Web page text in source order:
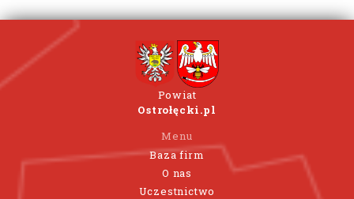
Powiat
Ostrołęcki.pl
Menu
Baza firm
O nas
Uczestnictwo